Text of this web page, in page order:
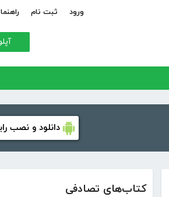
ورود ثبت نام راهنما
دانلود و نصب
کتاب‌های تصادفی